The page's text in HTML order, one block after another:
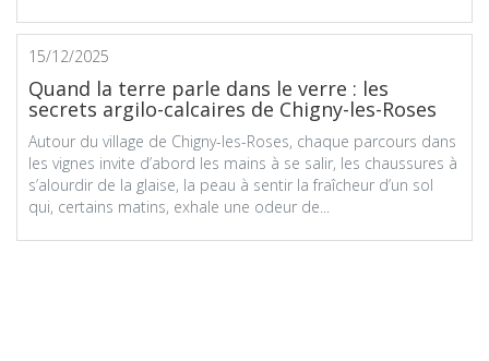
15/12/2025
Quand la terre parle dans le verre : les
secrets argilo-calcaires de Chigny-les-Roses
Autour du village de Chigny-les-Roses, chaque parcours dans
les vignes invite d’abord les mains à se salir, les chaussures à
s’alourdir de la glaise, la peau à sentir la fraîcheur d’un sol
qui, certains matins, exhale une odeur de...